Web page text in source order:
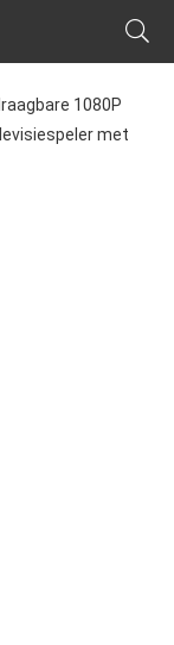
1080P
met